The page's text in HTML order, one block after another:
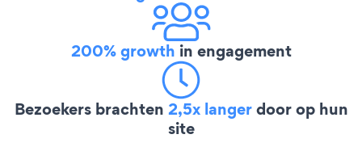
200% growth in engagement
Bezoekers brachten 2,5x langerdoor op hun
site